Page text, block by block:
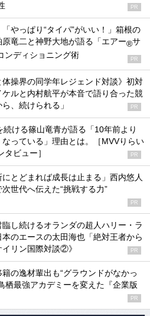
PR
「やっぱり“タイパ”がいい！」箱根の
竜二と神野大地が語る「エアー®サ
ンディショニング術 PR
体操界の同学年レジェンド対談》初対
ケルと内村航平が本音で語り合った競
、続けられる」
PR
続ける篠山竜青が語る「10年前より
っている」理由とは。［MVVりらい
ビュー］
PR
にとどまれば成長は止まる」西内悠人
世代へ伝えた“挑戦する力”
PR
し続けるオランダの超人ハリー・ラ
のエースの太田海也「絶対王者から
リン国際対談②》
PR
籍の逸材輩出も“グラウンドがなかっ
栖最強アカデミーを変えた『企業版
PR